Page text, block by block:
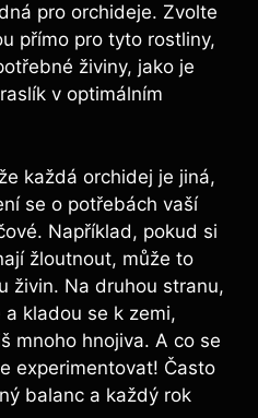
pro orchideje. Zvolte
‌přímo pro tyto rostliny,​
živiny, jako je
v optimálním
každá orchidej je jiná,
se ‌o ⁢potřebách ‍vaší
Například, pokud si
žloutnout,‌ může to
⁢živin. Na druhou stranu,
kladou se k ‍zemi,
mnoho hnojiva.​ A co se
experimentovat! Často
balanc a každý rok